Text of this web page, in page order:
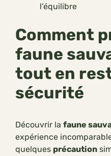
l’équilibre
Comment
faune
tout en
sécurité
Découvrir la faune
expérience
quelques précaution